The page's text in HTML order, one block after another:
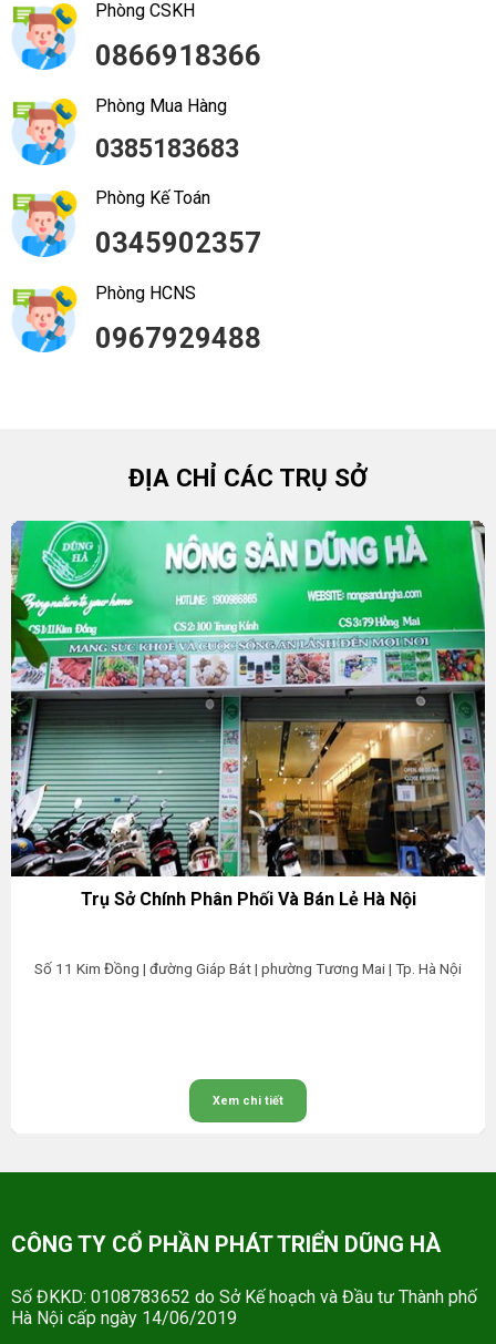
Phòng CSKH
0866918366
Phòng Mua Hàng
0385183683
Phòng Kế Toán
0345902357
Phòng HCNS
0967929488
ĐỊA CHỈ CÁC TRỤ SỞ
Trụ Sở Chính Phân Phối Và Bán Lẻ Hà Nội
Số 11 Kim Đồng | đường Giáp Bát | phường Tương Mai | Tp. Hà Nội
Xem chi tiết
CÔNG TY CỔ PHẦN PHÁT TRIỂN DŨNG HÀ
Số ĐKKD: 0108783652 do Sở Kế hoạch và Đầu tư Thành phố
Hà Nội cấp ngày 14/06/2019